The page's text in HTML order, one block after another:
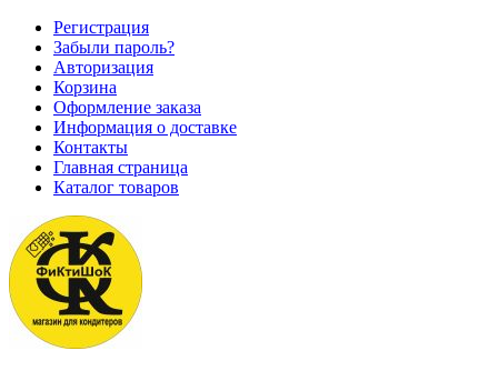
Регистрация
Забыли пароль?
Авторизация
Корзина
Оформление заказа
Информация о доставке
Контакты
Главная страница
Каталог товаров